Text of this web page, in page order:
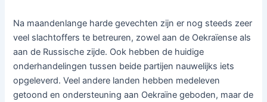
Na maandenlange harde gevechten zijn er nog steeds zeer
veel slachtoffers te betreuren, zowel aan de Oekraïense als
aan de Russische zijde. Ook hebben de huidige
onderhandelingen tussen beide partijen nauwelijks iets
opgeleverd. Veel andere landen hebben medeleven
getoond en ondersteuning aan Oekraïne geboden, maar de